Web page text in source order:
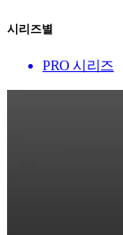
시리즈별
PRO 시리즈